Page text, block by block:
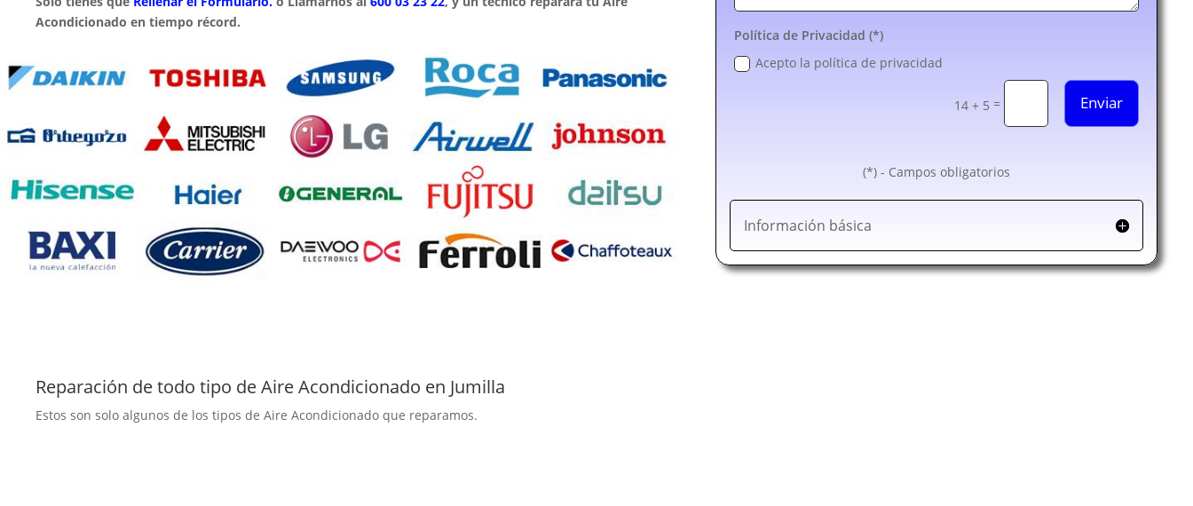
Acondicionado en tiempo récord.
Política de Privacidad (*)
Acepto la política de privacidad
14 + 5 = Enviar
(*) - Campos obligatorios
Información básica
Reparación de todo tipo de Aire Acondicionado en Jumilla
Estos son solo algunos de los tipos de Aire Acondicionado que reparamos.